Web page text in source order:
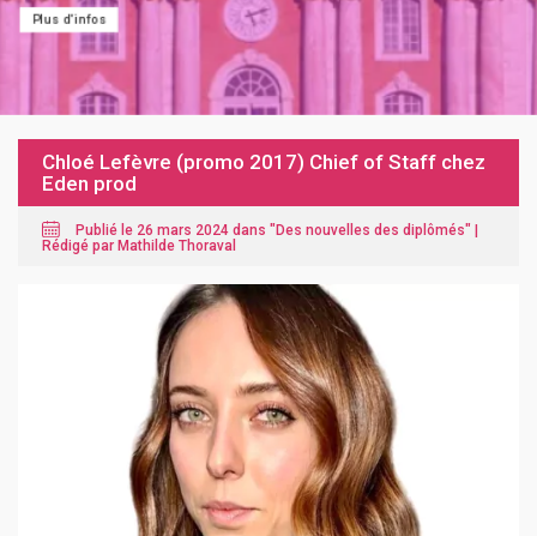
Chloé Lefèvre (promo 2017) Chief of Staff chez
Eden prod
Publié le 26 mars 2024 dans "Des nouvelles des diplômés" |
Rédigé par Mathilde Thoraval